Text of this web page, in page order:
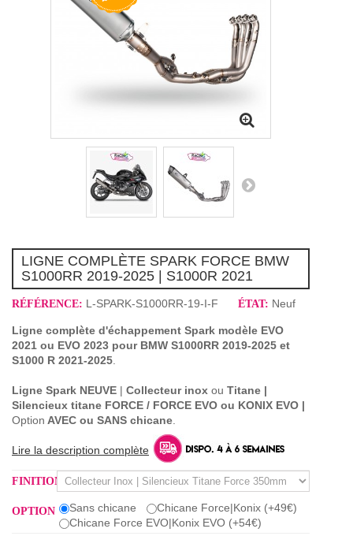
LIGNE COMPLÈTE SPARK FORCE BMW
S1000RR 2019-2025 | S1000R 2021
RÉFÉRENCE: L-SPARK-S1000RR-19-I-F ÉTAT: Neuf
Ligne complète d'échappement Spark modèle EVO
2021 ou EVO 2023 pour BMW S1000RR 2019-2025 et
S1000 R 2021-2025.
Ligne Spark NEUVE | Collecteur inox ou Titane |
Silencieux titane FORCE / FORCE EVO ou KONIX EVO |
Option AVEC ou SANS chicane.
Lire la description complète
FINITION
OPTION Sans chicane
Chicane Force|Konix (+49€)
Chicane Force EVO|Konix EVO (+54€)